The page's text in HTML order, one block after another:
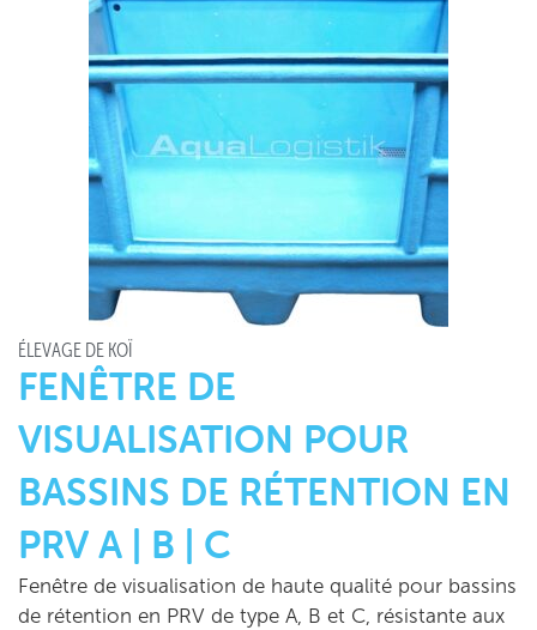
ÉLEVAGE DE KOÏ
FENÊTRE DE
VISUALISATION POUR
BASSINS DE RÉTENTION EN
PRV A | B | C
Fenêtre de visualisation de haute qualité pour bassins
de rétention en PRV de type A, B et C, résistante aux